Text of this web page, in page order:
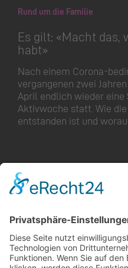
Rund um die Familie
Es gilt: «Macht das,
habt»
Nach einem Corona-
vergangenen zwei
April endlich wieder eine
Aktivwoche statt. Wie
entstanden ist und
<